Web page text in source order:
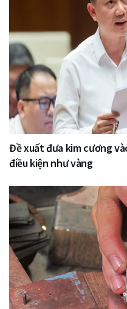
Đề xuất đưa kim cương
điều kiện như vàng